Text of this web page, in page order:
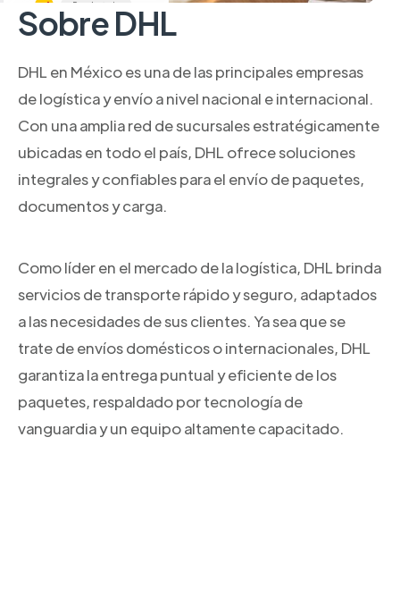
Sobre DHL
DHL en México es una de las principales empresas
de logística y envío a nivel nacional e internacional.
Con una amplia red de sucursales estratégicamente
ubicadas en todo el país, DHL ofrece soluciones
integrales y confiables para el envío de paquetes,
documentos y carga.
Como líder en el mercado de la logística, DHL brinda
servicios de transporte rápido y seguro, adaptados
a las necesidades de sus clientes. Ya sea que se
trate de envíos domésticos o internacionales, DHL
garantiza la entrega puntual y eficiente de los
paquetes, respaldado por tecnología de
vanguardia y un equipo altamente capacitado.